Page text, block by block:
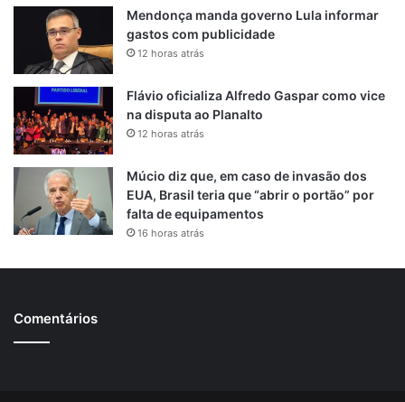
Mendonça manda governo Lula informar
gastos com publicidade
12 horas atrás
Flávio oficializa Alfredo Gaspar como vice
na disputa ao Planalto
12 horas atrás
Múcio diz que, em caso de invasão dos
EUA, Brasil teria que “abrir o portão” por
falta de equipamentos
16 horas atrás
Comentários